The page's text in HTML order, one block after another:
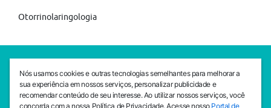
Otorrinolaringologia
SEDE CEJAM
Av. da Liberdade, 765, Liberdade, São Paulo, 01503-001
(11) 3469 - 1818
Nós usamos cookies e outras tecnologias semelhantes para melhorar a
sua experiência em nossos serviços, personalizar publicidade e
recomendar conteúdo de seu interesse. Ao utilizar nossos serviços, você
concorda com a nossa Política de Privacidade. Acesse nosso Portal de